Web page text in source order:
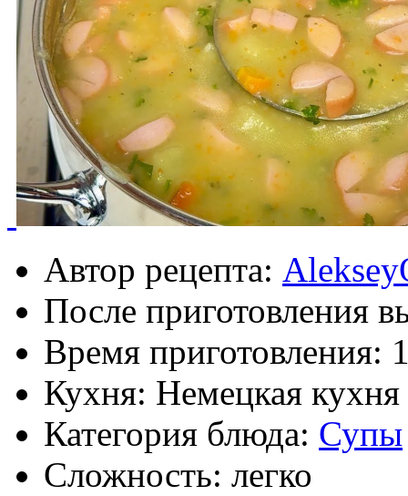
Автор рецепта:
После приготовления
Время приготовления:
Кухня: Немецкая кухня
Категория блюда: Супы
Сложность: легко